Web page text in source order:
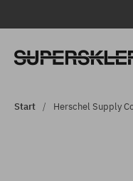
Start Herschel Supply